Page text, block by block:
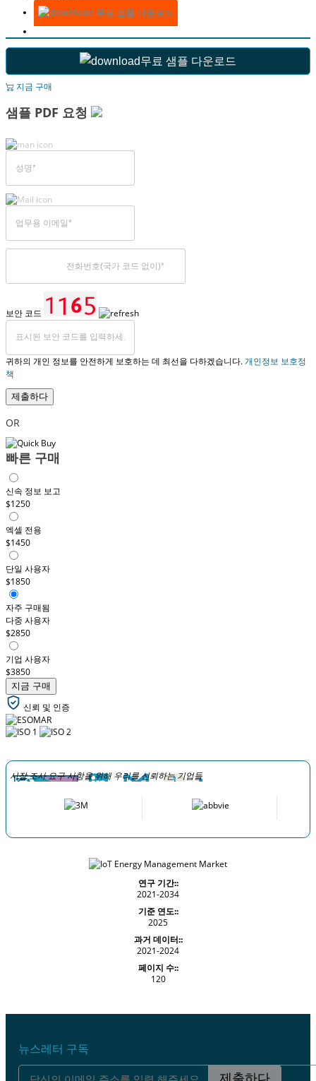
무료 샘플 다운로드
무료 샘플 다운로드
지금 구매
샘플 PDF 요청
보안 코드
귀하의 개인 정보를 안전하게 보호하는 데 최선을 다하겠습니다.개인정보 보호정
책
제출하다
OR
빠른 구매
신속 정보 보고
$1250
엑셀 전용
$1450
단일 사용자
$1850
자주 구매됨
다중 사용자
$2850
기업 사용자
$3850
지금 구매
신뢰 및 인증
시장 조사 요구 사항을 위해 우리를 신뢰하는 기업들
연구 기간::
2021-2034
기준 연도::
2025
과거 데이터::
2021-2024
페이지 수::
120
뉴스레터 구독
제출하다